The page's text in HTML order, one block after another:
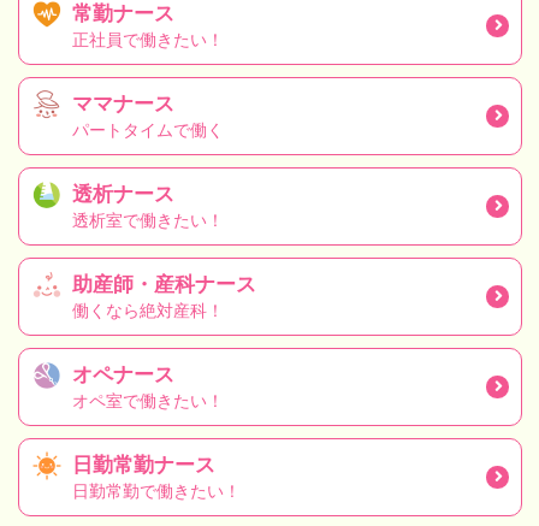
常勤ナース
正社員で働きたい！
ママナース
パートタイムで働く
透析ナース
透析室で働きたい！
助産師・産科ナース
働くなら絶対産科！
オペナース
オペ室で働きたい！
日勤常勤ナース
日勤常勤で働きたい！